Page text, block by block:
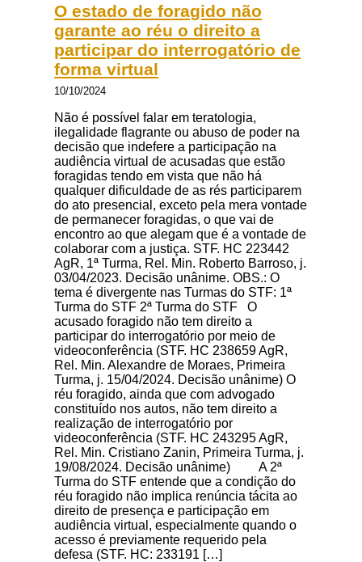
O estado de foragido não
garante ao réu o direito a
participar do interrogatório de
forma virtual
10/10/2024
Não é possível falar em teratologia,
ilegalidade flagrante ou abuso de poder na
decisão que indefere a participação na
audiência virtual de acusadas que estão
foragidas tendo em vista que não há
qualquer dificuldade de as rés participarem
do ato presencial, exceto pela mera vontade
de permanecer foragidas, o que vai de
encontro ao que alegam que é a vontade de
colaborar com a justiça. STF. HC 223442
AgR, 1ª Turma, Rel. Min. Roberto Barroso, j.
03/04/2023. Decisão unânime. OBS.: O
tema é divergente nas Turmas do STF: 1ª
Turma do STF 2ª Turma do STF O
acusado foragido não tem direito a
participar do interrogatório por meio de
videoconferência (STF. HC 238659 AgR,
Rel. Min. Alexandre de Moraes, Primeira
Turma, j. 15/04/2024. Decisão unânime) O
réu foragido, ainda que com advogado
constituído nos autos, não tem direito a
realização de interrogatório por
videoconferência (STF. HC 243295 AgR,
Rel. Min. Cristiano Zanin, Primeira Turma, j.
19/08/2024. Decisão unânime) A 2ª
Turma do STF entende que a condição do
réu foragido não implica renúncia tácita ao
direito de presença e participação em
audiência virtual, especialmente quando o
acesso é previamente requerido pela
defesa (STF. HC: 233191 […]